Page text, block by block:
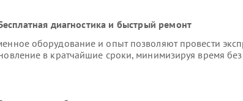
диагностика и быстрый ремонт
оборудование и опыт позволяют провести
в кратчайшие сроки, минимизируя время без